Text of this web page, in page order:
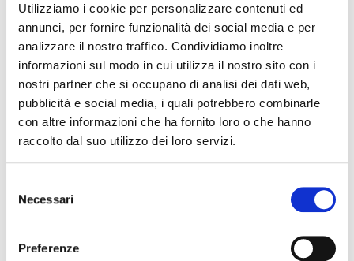
Utilizziamo i cookie per personalizzare contenuti ed
annunci, per fornire funzionalità dei social media e per
analizzare il nostro traffico. Condividiamo inoltre
informazioni sul modo in cui utilizza il nostro sito con i
nostri partner che si occupano di analisi dei dati web,
pubblicità e social media, i quali potrebbero combinarle
con altre informazioni che ha fornito loro o che hanno
raccolto dal suo utilizzo dei loro servizi.
delNecessari
Preferenze
Incontro del gruppo di lettura della Biblioteca Luppi condotto
da Claudia Leprini.
Sabato 30 maggio 2026 – ore 10.30
La Bottega dello Scrittore
Ultimo appuntamento del corso avanzato di scrittura creativa
guidato da Cinzia Brancaleoni.
Gli incontri sono a partecipazione gratuita
, aperto a tutti